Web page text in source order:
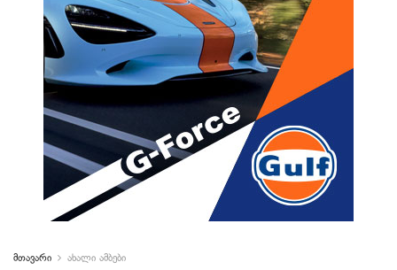
მთავარი ახალი ამბები